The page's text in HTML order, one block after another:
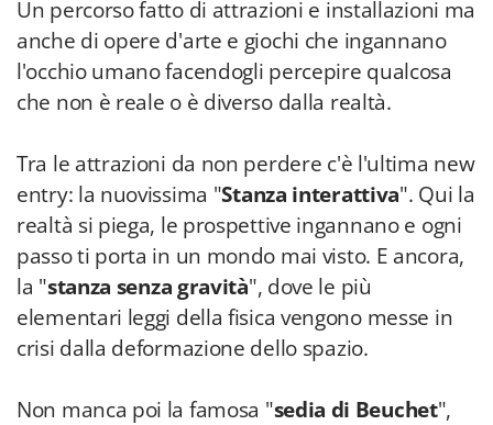
Un percorso fatto di attrazioni e installazioni ma
anche di opere d'arte e giochi che ingannano
l'occhio umano facendogli percepire qualcosa
che non è reale o è diverso dalla realtà.
Tra le attrazioni da non perdere c'è l'ultima new
entry: la nuovissima "Stanza interattiva". Qui la
realtà si piega, le prospettive ingannano e ogni
passo ti porta in un mondo mai visto. E ancora,
la "stanza senza gravità", dove le più
elementari leggi della fisica vengono messe in
crisi dalla deformazione dello spazio.
Non manca poi la famosa "sedia di Beuchet",